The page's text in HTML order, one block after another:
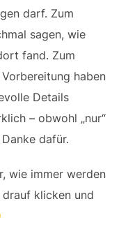
darf. Zum
sagen, wie
fand. Zum
haben
Details
– obwohl „nur“
dafür.
wie immer werden
klicken und